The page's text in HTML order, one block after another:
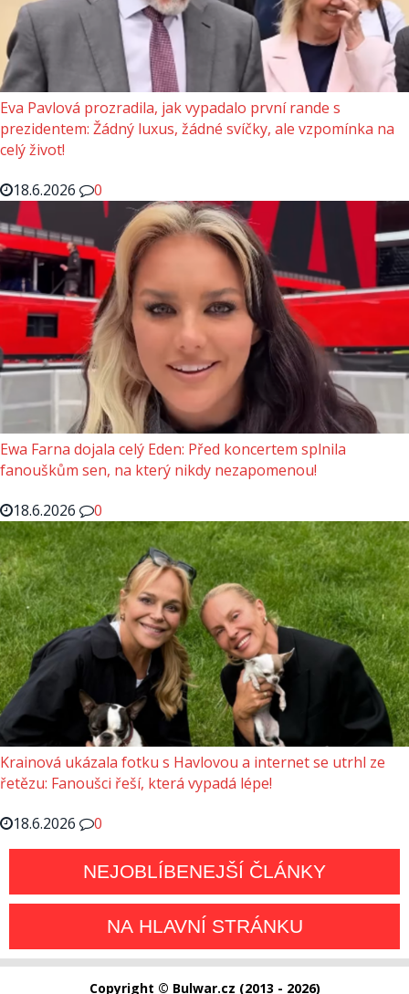
Eva Pavlová prozradila, jak vypadalo první rande s
prezidentem: Žádný luxus, žádné svíčky, ale vzpomínka na
celý život!
18.6.2026
0
Ewa Farna dojala celý Eden: Před koncertem splnila
fanouškům sen, na který nikdy nezapomenou!
18.6.2026
0
Krainová ukázala fotku s Havlovou a internet se utrhl ze
řetězu: Fanoušci řeší, která vypadá lépe!
18.6.2026
0
NEJOBLÍBENEJŠÍ ČLÁNKY
NA HLAVNÍ STRÁNKU
Copyright © Bulwar.cz (2013 - 2026)